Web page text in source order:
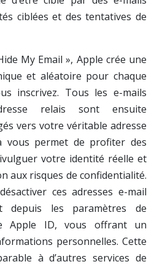
ciblées et des tentatives de
My Email », Apple crée une
et aléatoire pour chaque
inscrivez. Tous les e-mails
relais sont ensuite
vers votre véritable adresse
vous permet de profiter des
votre identité réelle et
aux risques de confidentialité.
ces adresses e-mail
les paramètres de
Apple ID, vous offrant un
personnelles. Cette
à d’autres services de